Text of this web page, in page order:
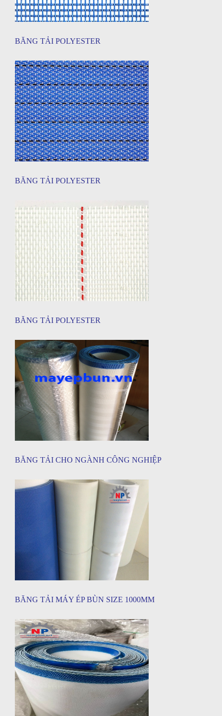
BĂNG TẢI POLYESTER
BĂNG TẢI POLYESTER
BĂNG TẢI POLYESTER
BĂNG TẢI CHO NGÀNH CÔNG NGHIỆP
BĂNG TẢI MÁY ÉP BÙN SIZE 1000MM